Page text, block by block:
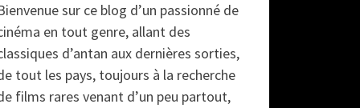
sur ce blog d’un passionné de
en tout genre, allant des
d’antan aux dernières sorties,
tout les pays, toujours à la recherche
films rares venant d’un peu partout,